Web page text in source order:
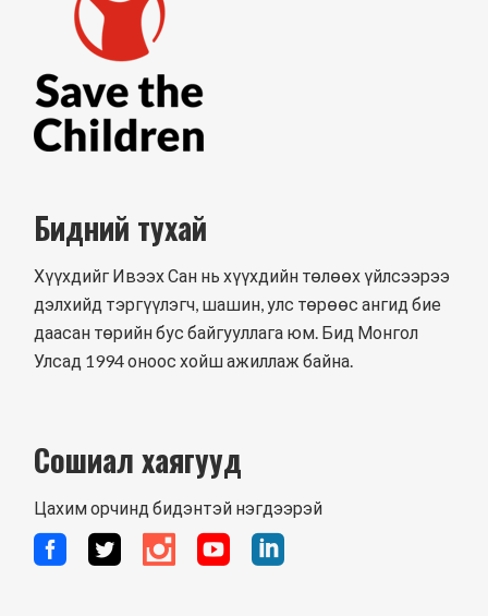
Бидний тухай
Хүүхдийг Ивээх Сан нь хүүхдийн төлөөх үйлсээрээ
дэлхийд тэргүүлэгч, шашин, улс төрөөс ангид бие
даасан төрийн бус байгууллага юм. Бид Монгол
Улсад 1994 оноос хойш ажиллаж байна.
Сошиал хаягууд
Цахим орчинд бидэнтэй нэгдээрэй